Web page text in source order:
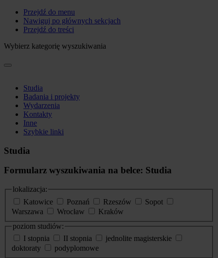
Przejdź do menu
Nawiguj po głównych sekcjach
Przejdź do treści
Wybierz kategorię wyszukiwania
Studia
Badania i projekty
Wydarzenia
Kontakty
Inne
Szybkie linki
Studia
Formularz wyszukiwania na belce: Studia
lokalizacja:
Katowice
Poznań Rzeszów
Sopot
Warszawa
Wrocław
Kraków
poziom studiów:
I stopnia
II stopnia
jednolite magisterskie
doktoraty
podyplomowe